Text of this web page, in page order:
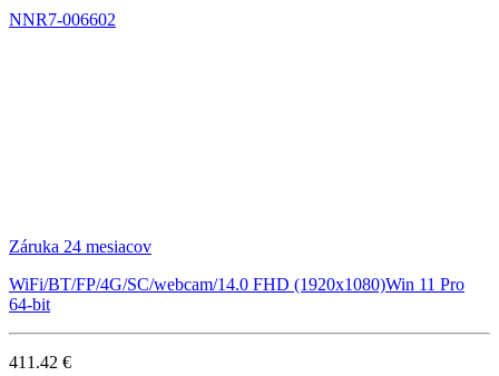
NNR7-006602
Záruka 24 mesiacov
WiFi/BT/FP/4G/SC/webcam/14.0 FHD (1920x1080)Win 11 Pro
64-bit
411.42 €